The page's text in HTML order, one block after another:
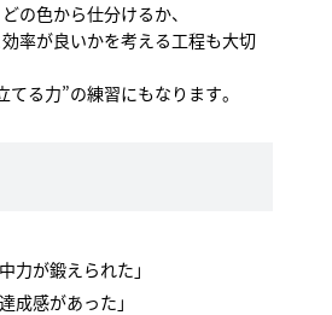
の色から仕分けるか、
率が良いかを考える工程も大切
る力”の練習にもなります。
力が鍛えられた」
成感があった」